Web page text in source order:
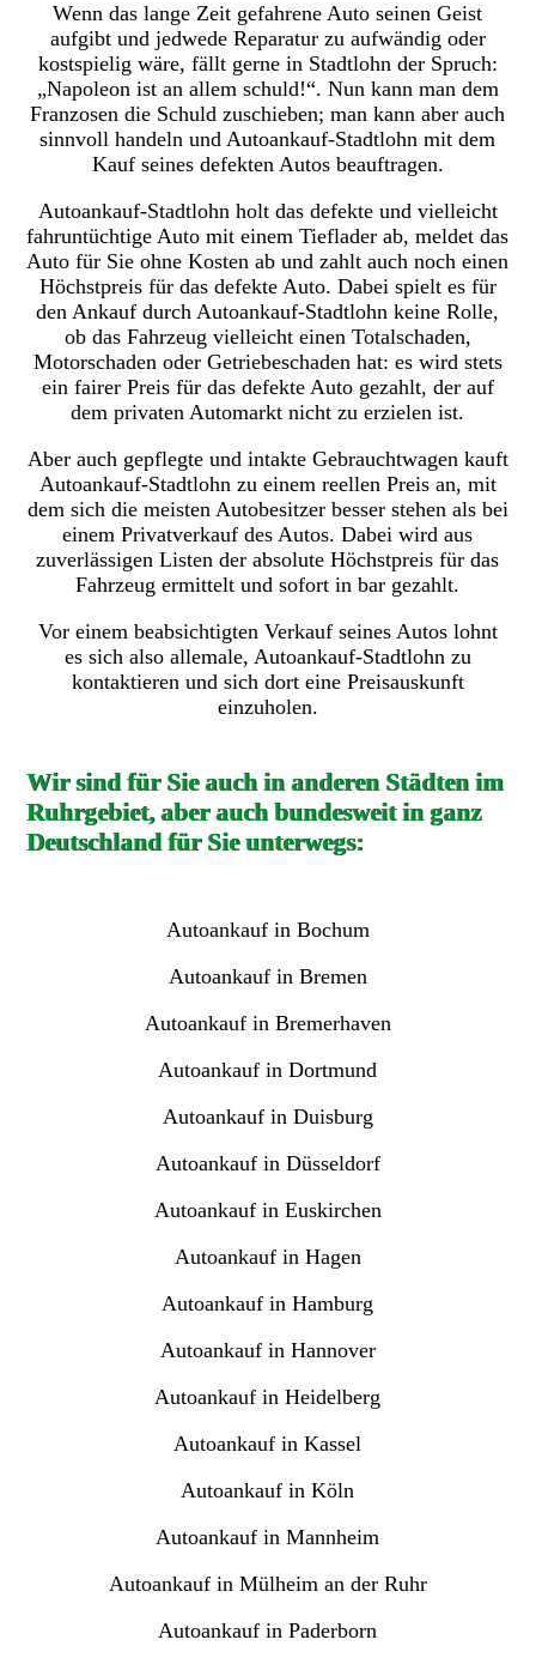
Wenn das lange Zeit gefahrene Auto seinen Geist
aufgibt und jedwede Reparatur zu aufwändig oder
kostspielig wäre, fällt gerne in Stadtlohn der Spruch:
„Napoleon ist an allem schuld!“. Nun kann man dem
Franzosen die Schuld zuschieben; man kann aber auch
sinnvoll handeln und Autoankauf-Stadtlohn mit dem
Kauf seines defekten Autos beauftragen.
Autoankauf-Stadtlohn holt das defekte und vielleicht
fahruntüchtige Auto mit einem Tieflader ab, meldet das
Auto für Sie ohne Kosten ab und zahlt auch noch einen
Höchstpreis für das defekte Auto. Dabei spielt es für
den Ankauf durch Autoankauf-Stadtlohn keine Rolle,
ob das Fahrzeug vielleicht einen Totalschaden,
Motorschaden oder Getriebeschaden hat: es wird stets
ein fairer Preis für das defekte Auto gezahlt, der auf
dem privaten Automarkt nicht zu erzielen ist.
Aber auch gepflegte und intakte Gebrauchtwagen kauft
Autoankauf-Stadtlohn zu einem reellen Preis an, mit
dem sich die meisten Autobesitzer besser stehen als bei
einem Privatverkauf des Autos. Dabei wird aus
zuverlässigen Listen der absolute Höchstpreis für das
Fahrzeug ermittelt und sofort in bar gezahlt.
Vor einem beabsichtigten Verkauf seines Autos lohnt
es sich also allemale, Autoankauf-Stadtlohn zu
kontaktieren und sich dort eine Preisauskunft
einzuholen.
Wir sind für Sie auch in anderen Städten im
Ruhrgebiet, aber auch bundesweit in ganz
Deutschland für Sie unterwegs:
Autoankauf in Bochum
Autoankauf in Bremen
Autoankauf in Bremerhaven
Autoankauf in Dortmund
Autoankauf in Duisburg
Autoankauf in Düsseldorf
Autoankauf in Euskirchen
Autoankauf in Hagen
Autoankauf in Hamburg
Autoankauf in Hannover
Autoankauf in Heidelberg
Autoankauf in Kassel
Autoankauf in Köln
Autoankauf in Mannheim
Autoankauf in Mülheim an der Ruhr
Autoankauf in Paderborn